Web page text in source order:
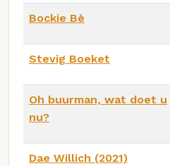
Bockie Bè
Stevig Boeket
Oh buurman, wat doet u
nu?
Dae Willich (2021)